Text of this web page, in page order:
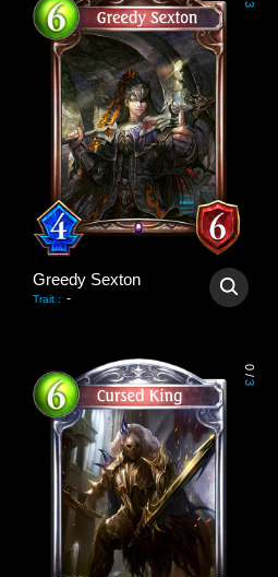
3
Greedy Sexton
Trait : -
0
/
3